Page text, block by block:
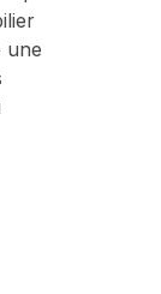
une